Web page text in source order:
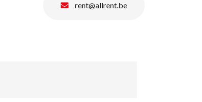
rent@allrent.be